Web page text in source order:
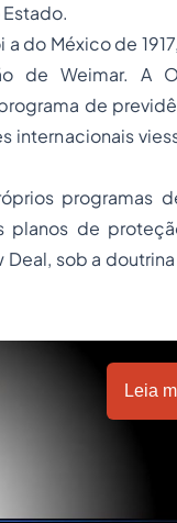
do México de
de Weimar. A
de
internacionais
programas
planos de
sob a
Leia